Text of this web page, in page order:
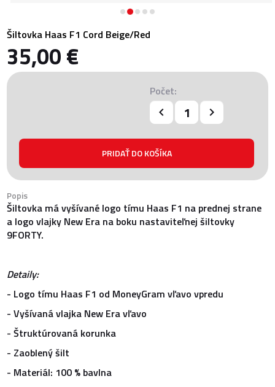
Šiltovka Haas F1 Cord Beige/Red
35,00 €
Počet:
Popis
Šiltovka má vyšívané logo tímu Haas F1 na prednej strane
a logo vlajky New Era na boku nastaviteľnej šiltovky
9FORTY.
Detaily:
- Logo tímu Haas F1 od MoneyGram vľavo vpredu
- Vyšívaná vlajka New Era vľavo
- Štruktúrovaná korunka
- Zaoblený šilt
- Materiál: 100 % bavlna